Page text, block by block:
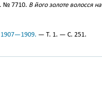
№ 7710. В його золоте волосся на
1907—1909. — Т. 1. — С. 251.